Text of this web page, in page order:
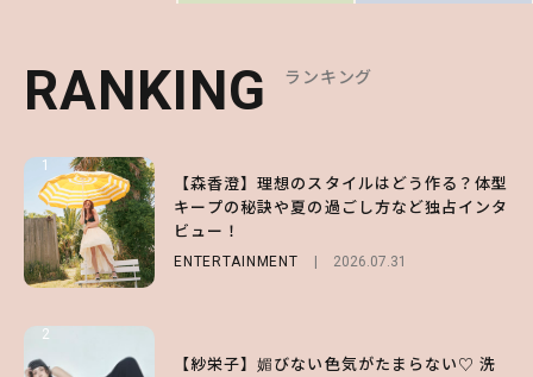
RANKING ランキング
1
【森香澄】理想のスタイルはどう作る？体型
キープの秘訣や夏の過ごし方など独占インタ
ビュー！
ENTERTAINMENT 2026.07.31
2
【紗栄子】媚びない色気がたまらない♡ 洗
RANKING ランキング
1
【ハローキティ】がスシローと初コラボ♡
第1弾の気になるメニュー＆限定グッズを総
チェック！
LIFESTYLE 2026.07.31
2
【大原優乃】夏メイクはプレイフルに！ドキ
RANKING ランキング
1
【SNIDEL】長濱ねるとロマンティックトラ
ッドな秋はじめ｜2026秋の新作コーデ4選
2
【付録】総柄ハローキティが可愛すぎ♡ 紀